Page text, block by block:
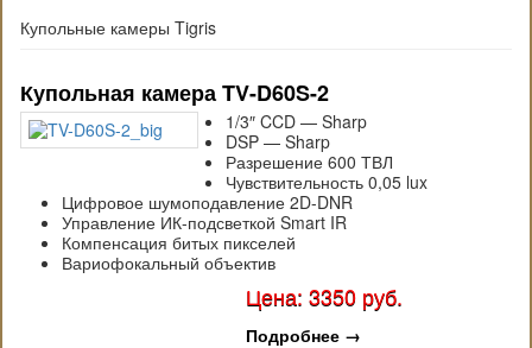
Купольные камеры Tigris
Купольная камера TV-D60S-2
1/3″ CCD — Sharp
DSP — Sharp
Разрешение 600 ТВЛ
Чувствительность 0,05 lux
Цифровое шумоподавление 2D-DNR
Управление ИК-подсветкой Smart IR
Компенсация битых пикселей
Вариофокальный объектив
Цена: 3350 руб.
Подробнее →